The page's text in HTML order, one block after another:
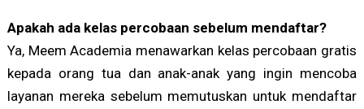
Apakah ada kelas percobaan sebelum mendaftar?
Ya, Meem Academia menawarkan kelas percobaan gratis
kepada orang tua dan anak-anak yang ingin mencoba
layanan mereka sebelum memutuskan untuk mendaftar